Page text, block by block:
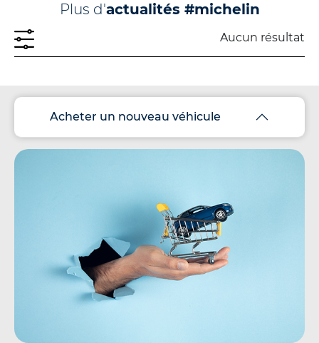
Plus d'actualités #michelin
Aucun résultat
Acheter un nouveau véhicule